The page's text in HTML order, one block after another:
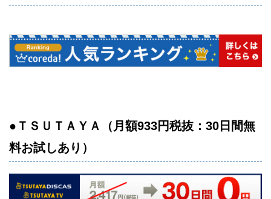
●ＴＳＵＴＡＹＡ（月額933円税抜：30日間無
料お試しあり）